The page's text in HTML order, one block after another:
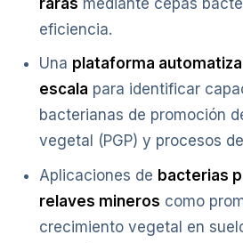
eficiencia.
Una plataforma
escala para identificar
bacterianas de promoción
vegetal (PGP) y procesos
Aplicaciones de bacterias
relaves mineros como
crecimiento vegetal en